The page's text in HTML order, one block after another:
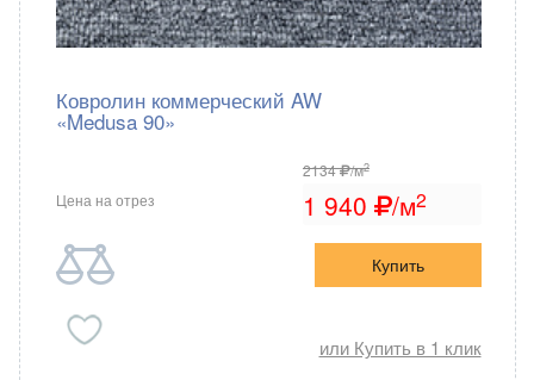
Ковролин коммерческий AW
«Medusa 90»
Цена на отрез
2134 /м2
1 940 /м2
Купить
или Купить в 1 клик